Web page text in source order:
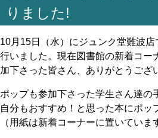
りました!
10月15日（水）にジュンク堂難波
行いました。現在図書館の新着コー
加下さった皆さん、ありがとうござ
ポップも参加下さった学生さん達の
自分もおすすめ！と思った本にポッ
（用紙は新着コーナーに置いていま